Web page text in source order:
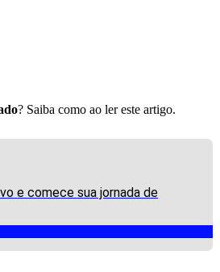
? Saiba como ao ler este artigo.
e comece sua jornada de